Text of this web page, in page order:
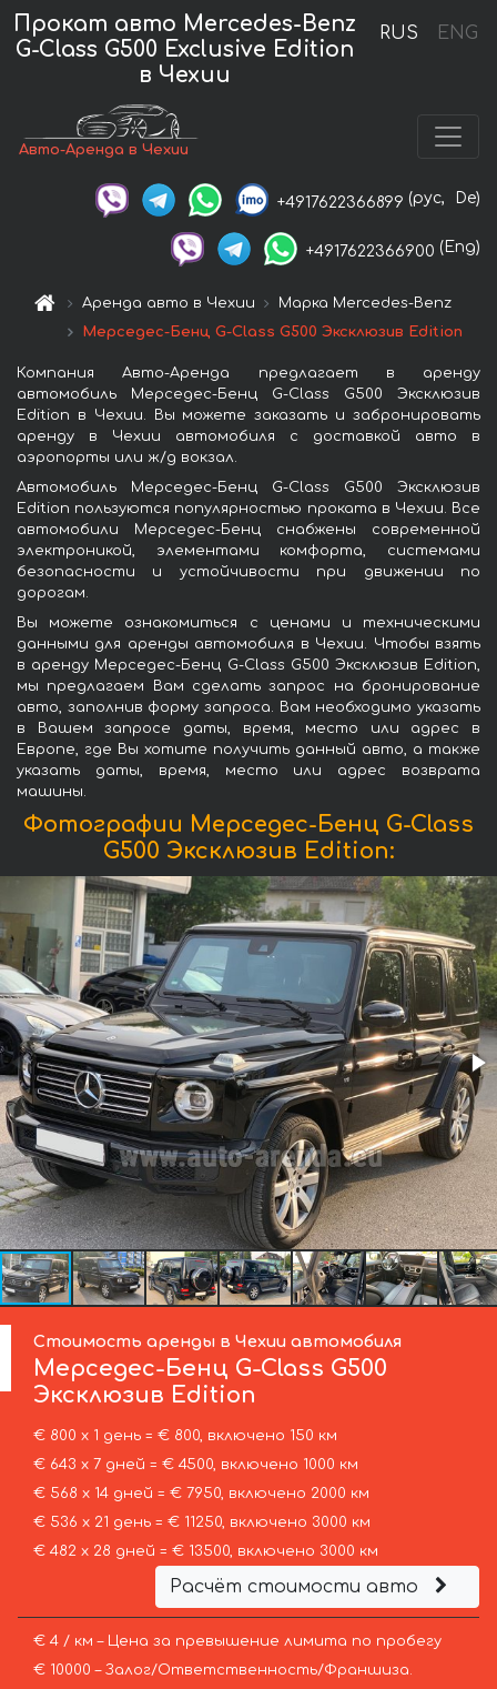
RUS ENG
Прокат авто Mercedes-Benz
G-Class G500 Exclusive Edition
в Чехии
Авто-Аренда в Чехии
+4917622366899 (рус, De)
+4917622366900 (Eng)
Аренда авто в Чехии
Марка Mercedes-Benz
Мерседес-Бенц G-Class G500 Эксклюзив Edition
Компания Авто-Аренда предлагает в аренду
автомобиль Мерседес-Бенц G-Class G500 Эксклюзив
Edition в Чехии. Вы можете заказать и забронировать
аренду в Чехии автомобиля с доставкой авто в
аэропорты или ж/д вокзал.
Автомобиль Мерседес-Бенц G-Class G500 Эксклюзив
Edition пользуются популярностью проката в Чехии. Все
автомобили Мерседес-Бенц снабжены современной
электроникой, элементами комфорта, системами
безопасности и устойчивости при движении по
дорогам.
Вы можете ознакомиться с ценами и техническими
данными для аренды автомобиля в Чехии. Чтобы взять
в аренду Мерседес-Бенц G-Class G500 Эксклюзив Edition,
мы предлагаем Вам сделать запрос на бронирование
авто, заполнив форму запроса. Вам необходимо указать
в Вашем запросе даты, время, место или адрес в
Европе, где Вы хотите получить данный авто, а также
указать даты, время, место или адрес возврата
машины.
Фотографии Мерседес-Бенц G-Class
G500 Эксклюзив Edition:
Стоимость аренды в Чехии автомобиля
Мерседес-Бенц G-Class G500
Эксклюзив Edition
€ 800 х 1 день = € 800, включено 150 км
€ 643 х 7 дней = € 4500, включено 1000 км
€ 568 х 14 дней = € 7950, включено 2000 км
€ 536 х 21 день = € 11250, включено 3000 км
€ 482 х 28 дней = € 13500, включено 3000 км
Расчёт стоимости авто
€ 4 / км – Цена за превышение лимита по пробегу
€ 10000 – Залог/Ответственность/Франшиза.